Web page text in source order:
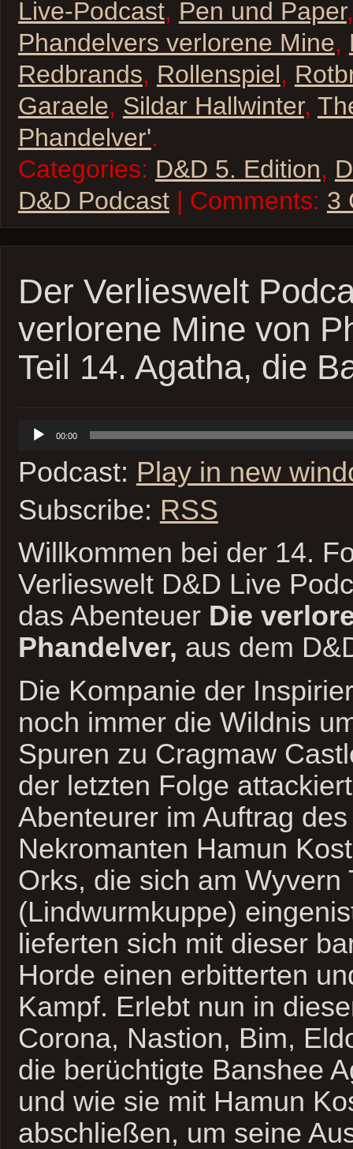
Live-Podcast, Pen und Paper
Phandelvers verlorene Mine,
Redbrands, Rollenspiel,
Garaele, Sildar Hallwinter,
Phandelver'.
Categories: D&D 5. Edition,
D&D Podcast| Comments: 3
Der Verlieswelt
verlorene Mine von
Teil 14. Agatha, die
Audio-
Player
00:00
Podcast: Play in new
Subscribe: RSS
Willkommen bei der 14.
Verlieswelt D&D Live
das Abenteuer Die
Phandelver, aus dem
Die Kompanie der
noch immer die Wildnis
Spuren zu Cragmaw
der letzten Folge
Abenteurer im Auftrag
Nekromanten Hamun
Orks, die sich am Wyvern
(Lindwurmkuppe)
lieferten sich mit dieser
Horde einen erbitterten
Kampf. Erlebt nun in
Corona, Nastion, Bim,
die berüchtigte Banshee
und wie sie mit Hamun
abschließen, um seine